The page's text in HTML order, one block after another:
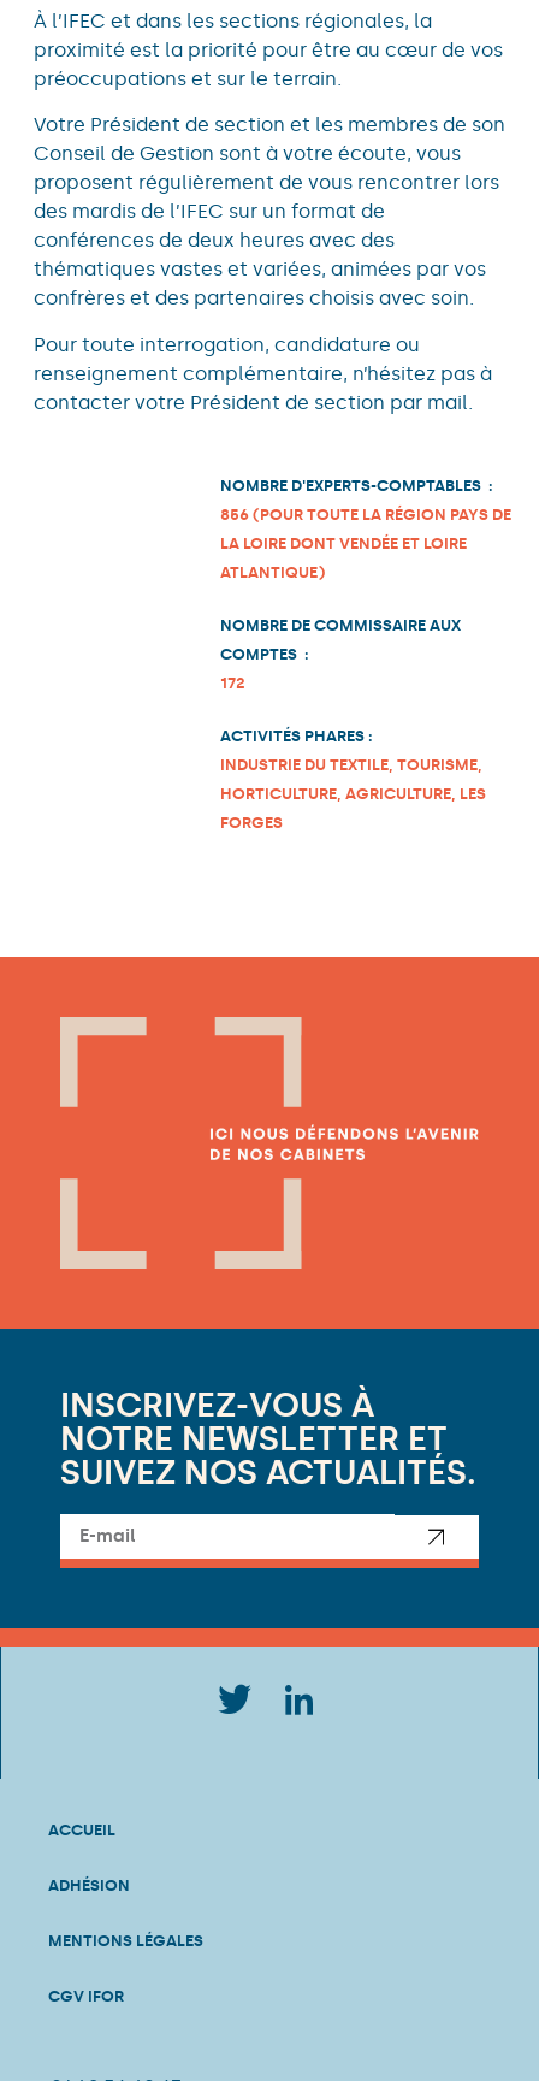
À l’IFEC et dans les sections régionales, la
proximité est la priorité pour être au cœur de vos
préoccupations et sur le terrain.
Votre Président de section et les membres de son
Conseil de Gestion sont à votre écoute, vous
proposent régulièrement de vous rencontrer lors
des mardis de l’IFEC sur un format de
conférences de deux heures avec des
thématiques vastes et variées, animées par vos
confrères et des partenaires choisis avec soin.
Pour toute interrogation, candidature ou
renseignement complémentaire, n’hésitez pas à
contacter votre Président de section par mail.
NOMBRE D'EXPERTS-COMPTABLES :
856 (POUR TOUTE LA RÉGION PAYS DE
LA LOIRE DONT VENDÉE ET LOIRE
ATLANTIQUE)
NOMBRE DE COMMISSAIRE AUX
COMPTES :
172
ACTIVITÉS PHARES :
INDUSTRIE DU TEXTILE, TOURISME,
HORTICULTURE, AGRICULTURE, LES
FORGES
INSCRIVEZ-VOUS À
NOTRE NEWSLETTER ET
SUIVEZ NOS ACTUALITÉS.
ACCUEIL
ADHÉSION
MENTIONS LÉGALES
CGV IFOR